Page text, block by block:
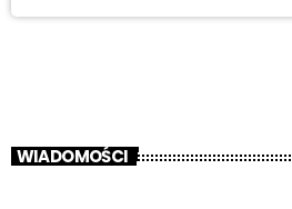
WIADOMOŚCI